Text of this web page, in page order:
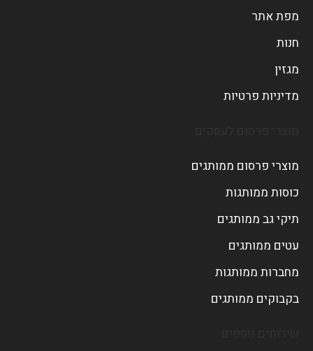
מפת אתר
חנות
מגזין
מדיניות פרטיות
מוצרי פרסום ממותגים
כוסות ממותגות
תיקי גב ממותגים
עטים ממותגים
מחברות ממותגות
בקבוקים ממותגים